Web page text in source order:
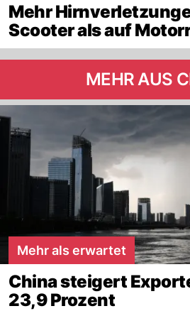
Mehr
Scooter als auf
MEHR AUS
Mehr als erwartet
China steigert
23,9 Prozent